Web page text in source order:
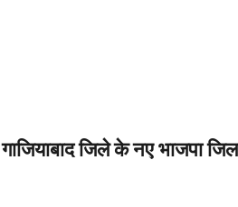
जिले के नए भाजपा